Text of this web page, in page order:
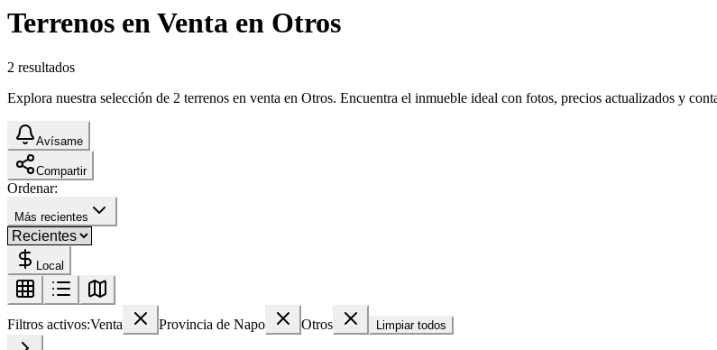
Terrenos en Venta en Otros
2 resultados
Explora nuestra selección de 2 terrenos en venta en Otros. Encuentra el inmueble ideal con fotos, precios actualizados y
Avísame
Compartir
Ordenar:
Más recientes
Local
Filtros activos:Venta Provincia de Napo Otros Limpiar todos